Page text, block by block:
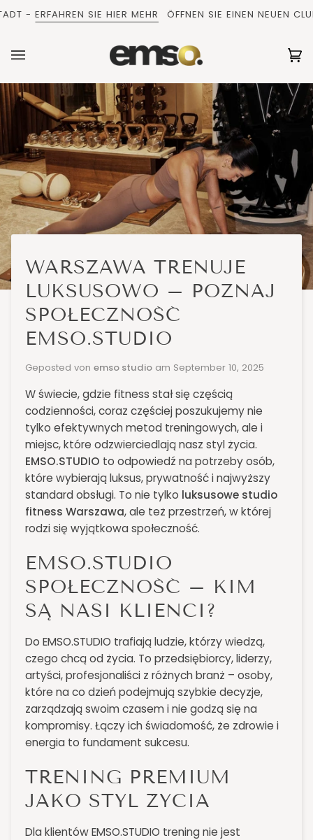
zum
-ERFAHREN SIE HIER MEHR ÖFFNEN SIE EINEN NEUEN CLUB
WARSZAWA TRENUJE
LUKSUSOWO – POZNAJ
SPOŁECZNOŚĆ
EMSO.STUDIO
Geposted von emso studio am September 10, 2025
W świecie, gdzie fitness stał się częścią
codzienności, coraz częściej poszukujemy nie
tylko efektywnych metod treningowych, ale i
miejsc, które odzwierciedlają nasz styl życia.
EMSO.STUDIO to odpowiedź na potrzeby osób,
które wybierają luksus, prywatność i najwyższy
standard obsługi. To nie tylko luksusowe studio
fitness Warszawa, ale też przestrzeń, w której
rodzi się wyjątkowa społeczność.
EMSO.STUDIO
SPOŁECZNOŚĆ – KIM
SĄ NASI KLIENCI?
Do EMSO.STUDIO trafiają ludzie, którzy wiedzą,
czego chcą od życia. To przedsiębiorcy, liderzy,
artyści, profesjonaliści z różnych branż – osoby,
które na co dzień podejmują szybkie decyzje,
zarządzają swoim czasem i nie godzą się na
kompromisy. Łączy ich świadomość, że zdrowie i
energia to fundament sukcesu.
TRENING PREMIUM
JAKO STYL ŻYCIA
Dla klientów EMSO.STUDIO trening nie jest